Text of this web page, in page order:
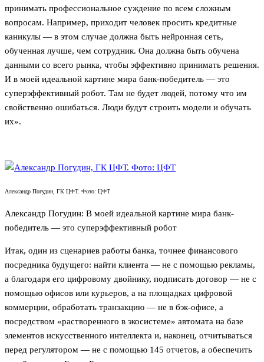
принимать профессиональное суждение по всем сложным
вопросам. Например, приходит человек просить кредитные
каникулы — в этом случае должна быть нейронная сеть,
обученная лучше, чем сотрудник. Она должна быть обучена
данными со всего рынка, чтобы эффективно принимать решения.
И в моей идеальной картине мира банк-победитель — это
суперэффективный робот. Там не будет людей, потому что им
свойственно ошибаться. Люди будут строить модели и обучать
их».
Александр Погудин, ГК ЦФТ. Фото: ЦФТ
Александр Погудин: В моей идеальной картине мира банк-
победитель — это суперэффективный робот
Итак, один из сценариев работы банка, точнее финансового
посредника будущего: найти клиента — не с помощью рекламы,
а благодаря его цифровому двойнику, подписать договор — не с
помощью офисов или курьеров, а на площадках цифровой
коммерции, обработать транзакцию — не в бэк-офисе, а
посредством «растворенного в экосистеме» автомата на базе
элементов искусственного интеллекта и, наконец, отчитываться
перед регулятором — не с помощью 145 отчетов, а обеспечить